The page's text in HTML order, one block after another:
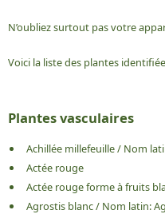
N’oubliez surtout pas votre
Voici la liste des plantes
Plantes vasculaires
Achillée millefeuille/ Nom
Actée rouge
Actée rouge forme à fruits
Agrostis blanc/ Nom latin: